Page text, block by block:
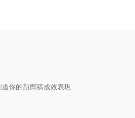
你的新聞稿成效表現